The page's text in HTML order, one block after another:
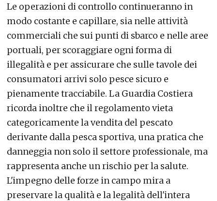
Le operazioni di controllo continueranno in
modo costante e capillare, sia nelle attività
commerciali che sui punti di sbarco e nelle aree
portuali, per scoraggiare ogni forma di
illegalità e per assicurare che sulle tavole dei
consumatori arrivi solo pesce sicuro e
pienamente tracciabile. La Guardia Costiera
ricorda inoltre che il regolamento vieta
categoricamente la vendita del pescato
derivante dalla pesca sportiva, una pratica che
danneggia non solo il settore professionale, ma
rappresenta anche un rischio per la salute.
L'impegno delle forze in campo mira a
preservare la qualità e la legalità dell'intera